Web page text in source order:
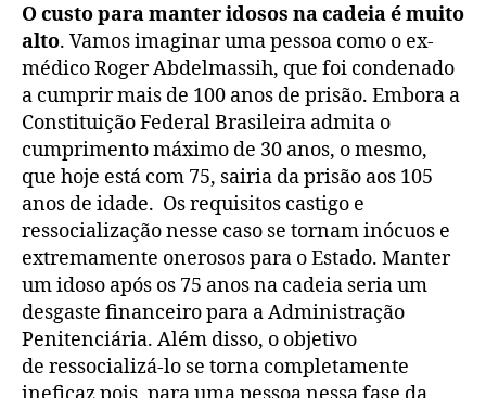
O custo para manter idosos na cadeia é muito
alto. Vamos imaginar uma pessoa como o ex-
médicoRogerAbdelmassih, que foi condenado
a cumprir mais de 100 anos de prisão. Embora a
Constituição Federal Brasileira admita o
cumprimento máximo de 30 anos, o mesmo,
que hoje está com 75, sairia da prisão aos 105
anos de idade. Os requisitos castigo e
ressocialização nesse caso se tornam inócuos e
extremamente onerosos para o Estado. Manter
um idoso após os 75 anos na cadeia seria um
desgaste financeiro para a Administração
Penitenciária. Além disso, o objetivo
de ressocializá-lo se torna completamente